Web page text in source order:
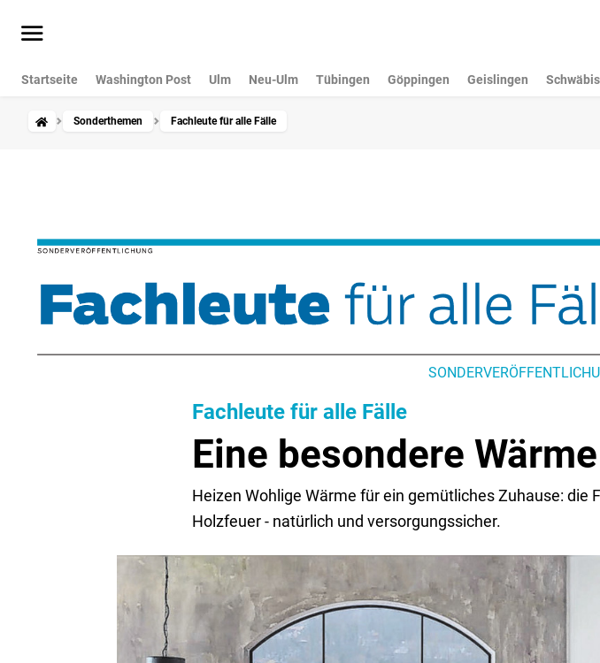
Startseite Washington Post Ulm Neu-Ulm Tübingen Göppingen Geislingen
Sonderthemen Fachleute für alle Fälle
Fachleute für alle Fälle
Eine besondere Wärme
Heizen Wohlige Wärme für ein gemütliches Zuhause:
Holzfeuer - natürlich und versorgungssicher.